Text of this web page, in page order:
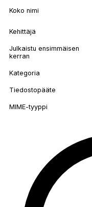
Koko nimi
Kehittäjä
Julkaistu ensimmäisen
kerran
Kategoria
Tiedostopääte
MIME-tyyppi